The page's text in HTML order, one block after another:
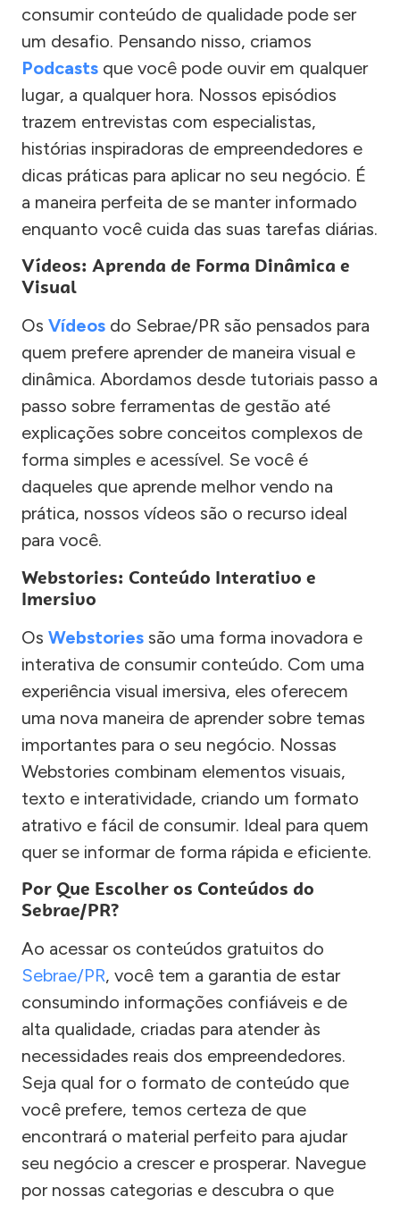
consumir conteúdo de qualidade pode ser
um desafio. Pensando nisso, criamos
Podcasts que você pode ouvir em qualquer
lugar, a qualquer hora. Nossos episódios
trazem entrevistas com especialistas,
histórias inspiradoras de empreendedores e
dicas práticas para aplicar no seu negócio. É
a maneira perfeita de se manter informado
enquanto você cuida das suas tarefas diárias.
Vídeos: Aprenda de Forma Dinâmica e
Visual
Os Vídeos do Sebrae/PR são pensados para
quem prefere aprender de maneira visual e
dinâmica. Abordamos desde tutoriais passo a
passo sobre ferramentas de gestão até
explicações sobre conceitos complexos de
forma simples e acessível. Se você é
daqueles que aprende melhor vendo na
prática, nossos vídeos são o recurso ideal
para você.
Webstories: Conteúdo Interativo e
Imersivo
Os Webstories são uma forma inovadora e
interativa de consumir conteúdo. Com uma
experiência visual imersiva, eles oferecem
uma nova maneira de aprender sobre temas
importantes para o seu negócio. Nossas
Webstories combinam elementos visuais,
texto e interatividade, criando um formato
atrativo e fácil de consumir. Ideal para quem
quer se informar de forma rápida e eficiente.
Por Que Escolher os Conteúdos do
Sebrae/PR?
Ao acessar os conteúdos gratuitos do
Sebrae/PR, você tem a garantia de estar
consumindo informações confiáveis e de
alta qualidade, criadas para atender às
necessidades reais dos empreendedores.
Seja qual for o formato de conteúdo que
você prefere, temos certeza de que
encontrará o material perfeito para ajudar
seu negócio a crescer e prosperar. Navegue
por nossas categorias e descubra o que